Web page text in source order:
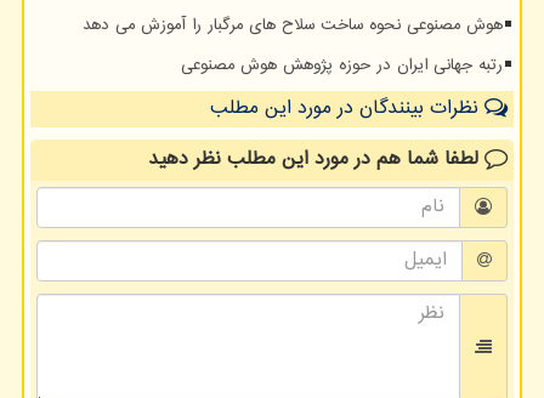
هوش مصنوعی نحوه ساخت سلاح های مرگبار را آموزش می دهد
رتبه جهانی ایران در حوزه پژوهش هوش مصنوعی
نظرات بینندگان در مورد این مطلب
لطفا شما همدر مورد این مطلبنظر دهید